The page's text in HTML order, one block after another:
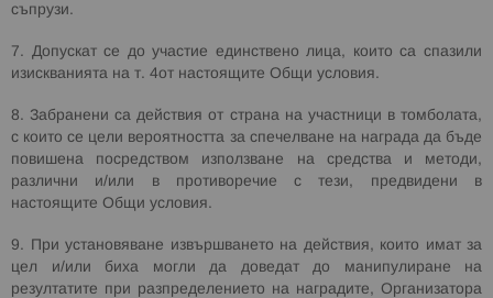
съпрузи.
7. Допускат се до участие единствено лица, които са спазили
изискванията на т. 4от настоящите Общи условия.
8. Забранени са действия от страна на участници в томболата,
с които се цели вероятността за спечелване на награда да бъде
повишена посредством използване на средства и методи,
различни и/или в противоречие с тези, предвидени в
настоящите Общи условия.
9. При установяване извършването на действия, които имат за
цел и/или биха могли да доведат до манипулиране на
резултатите при разпределението на наградите, Организатора